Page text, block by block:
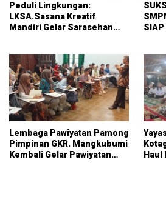
Peduli Lingkungan:
LKSA.Sasana Kreatif
Mandiri Gelar Sarasehan
SIAP
Lembaga Pawiyatan Pamong
Pimpinan GKR. Mangkubumi
Kembali Gelar Pawiyatan
Haul